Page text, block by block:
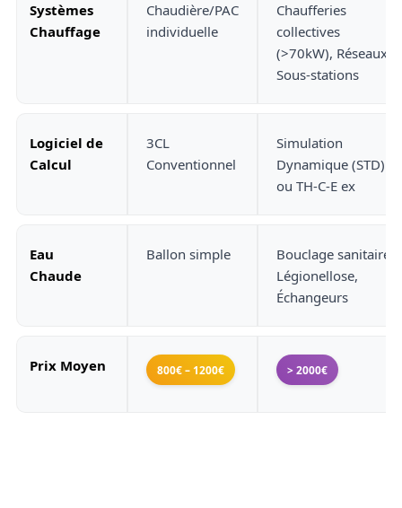
Systèmes
Chauffage
Chaudière/PAC
individuelle
Chaufferies
collectives
(>70kW), Réseaux,
Sous-stations
Logiciel de
Calcul
3CL
Conventionnel
Simulation
Dynamique (STD)
ou TH-C-E ex
Eau
Chaude
Ballon simple
Bouclage sanitaire,
Légionellose,
Échangeurs
Prix Moyen 800€ – 1200€ > 2000€